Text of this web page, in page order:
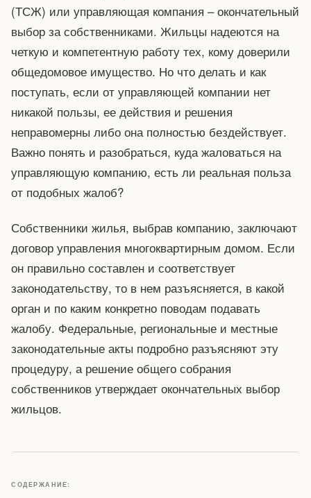
(ТСЖ) или управляющая компания – окончательный
выбор за собственниками. Жильцы надеются на
четкую и компетентную работу тех, кому доверили
общедомовое имущество. Но что делать и как
поступать, если от управляющей компании нет
никакой пользы, ее действия и решения
неправомерны либо она полностью бездействует.
Важно понять и разобраться, куда жаловаться на
управляющую компанию, есть ли реальная польза
от подобных жалоб?
Собственники жилья, выбрав компанию, заключают
договор управления многоквартирным домом. Если
он правильно составлен и соответствует
законодательству, то в нем разъясняется, в какой
орган и по каким конкретно поводам подавать
жалобу. Федеральные, региональные и местные
законодательные акты подробно разъясняют эту
процедуру, а решение общего собрания
собственников утверждает окончательных выбор
жильцов.
СОДЕРЖАНИЕ: